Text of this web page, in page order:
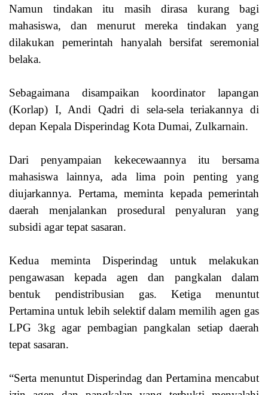
Namun tindakan itu masih dirasa kurang bagi
mahasiswa, dan menurut mereka tindakan yang
dilakukan pemerintah hanyalah bersifat seremonial
belaka.
Sebagaimana disampaikan koordinator lapangan
(Korlap) I, Andi Qadri di sela-sela teriakannya di
depan Kepala Disperindag Kota Dumai, Zulkarnain.
Dari penyampaian kekecewaannya itu bersama
mahasiswa lainnya, ada lima poin penting yang
diujarkannya. Pertama, meminta kepada pemerintah
daerah menjalankan prosedural penyaluran yang
subsidi agar tepat sasaran.
Kedua meminta Disperindag untuk melakukan
pengawasan kepada agen dan pangkalan dalam
bentuk pendistribusian gas. Ketiga menuntut
Pertamina untuk lebih selektif dalam memilih agen gas
LPG 3kg agar pembagian pangkalan setiap daerah
tepat sasaran.
“Serta menuntut Disperindag dan Pertamina mencabut